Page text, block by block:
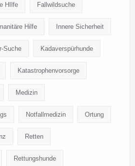
HIlfe Fallwildsuche
Hilfe Innere Sicherheit
Suche Kadaverspürhunde
Katastrophenvorsorge
Medizin
Notfallmedizin Ortung
Retten
Rettungshunde